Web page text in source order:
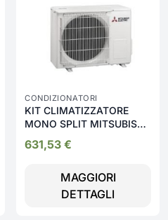
CONDIZIONATORI
KIT CLIMATIZZATORE
MONO SPLIT MITSUBISHI
| KITHR25VFK
631,53 €
MAGGIORI
DETTAGLI